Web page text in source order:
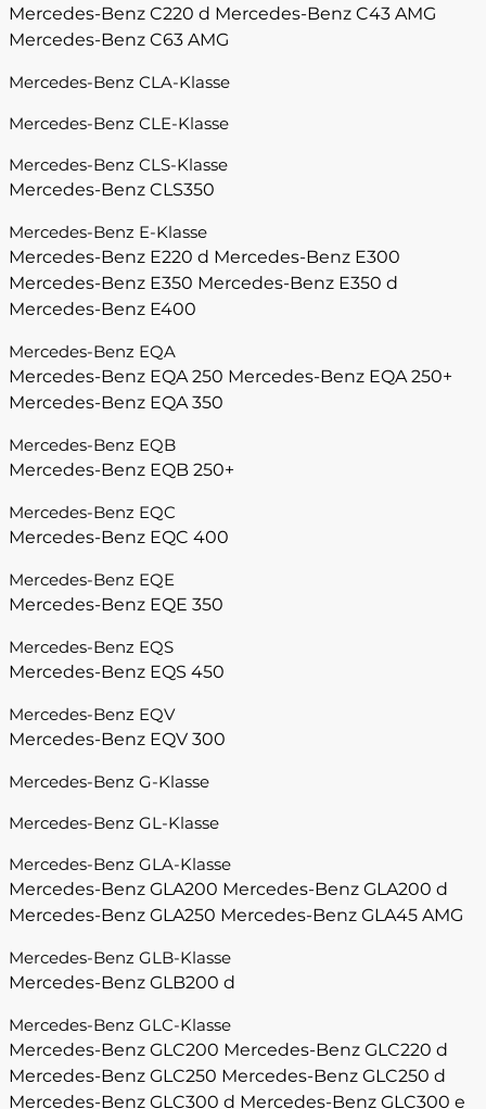
Mercedes-Benz C220 d Mercedes-Benz C43 AMG
Mercedes-Benz C63 AMG
Mercedes-Benz CLA-Klasse
Mercedes-Benz CLE-Klasse
Mercedes-Benz CLS-Klasse
Mercedes-Benz CLS350
Mercedes-Benz E-Klasse
Mercedes-Benz E220 d Mercedes-Benz E300
Mercedes-Benz E350 Mercedes-Benz E350 d
Mercedes-Benz E400
Mercedes-Benz EQA
Mercedes-Benz EQA 250 Mercedes-Benz EQA 250+
Mercedes-Benz EQA 350
Mercedes-Benz EQB
Mercedes-Benz EQB 250+
Mercedes-Benz EQC
Mercedes-Benz EQC 400
Mercedes-Benz EQE
Mercedes-Benz EQE 350
Mercedes-Benz EQS
Mercedes-Benz EQS 450
Mercedes-Benz EQV
Mercedes-Benz EQV 300
Mercedes-Benz G-Klasse
Mercedes-Benz GL-Klasse
Mercedes-Benz GLA-Klasse
Mercedes-Benz GLA200 Mercedes-Benz GLA200 d
Mercedes-Benz GLA250 Mercedes-Benz GLA45 AMG
Mercedes-Benz GLB-Klasse
Mercedes-Benz GLB200 d
Mercedes-Benz GLC-Klasse
Mercedes-Benz GLC200 Mercedes-Benz GLC220 d
Mercedes-Benz GLC250 Mercedes-Benz GLC250 d
Mercedes-Benz GLC300 d Mercedes-Benz GLC300 e